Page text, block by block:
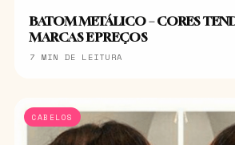
BATOM METÁLICO – CORES
MARCAS E PREÇOS
7 MIN DE LEITURA
CABELOS